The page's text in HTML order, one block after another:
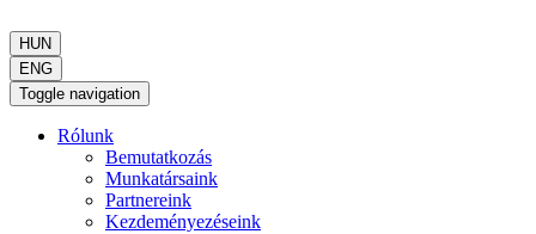
HUN
ENG
Toggle navigation
Rólunk
Bemutatkozás
Munkatársaink
Partnereink
Kezdeményezéseink